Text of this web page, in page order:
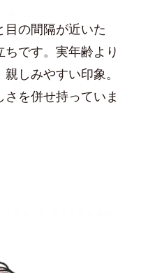
の間隔が近いた
です。実年齢より
しみやすい印象。
を併せ持っていま